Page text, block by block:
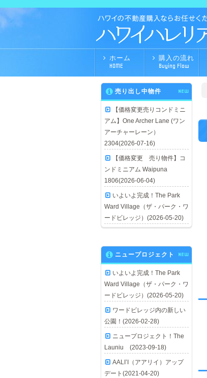
ホーム
HOME
購入の流れ
Buying Flow
売り出し中物件 NEW
【価格変更売りコンドミニ
アム】One Archer Lane (ワン
アーチャーレーン）
2304(2026-07-16)
【価格変更 売り物件】コ
ンドミニアム Waipuna
1806(2026-06-04)
いよいよ完成！The Park
Ward Village（ザ・パーク・ワ
ードビレッジ）(2026-05-20)
ニュープロジェクト NEW
いよいよ完成！The Park
Ward Village（ザ・パーク・ワ
ードビレッジ）(2026-05-20)
ワードビレッジ内の新しい
公園！(2026-02-28)
ニュープロジェクト！The
Launiu (2023-09-18)
AALI’I（アアリイ）アップ
デート(2021-04-20)